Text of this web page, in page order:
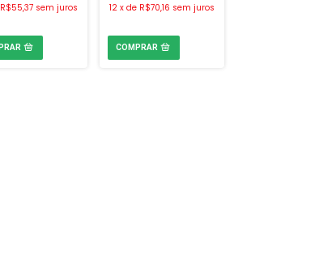
R$55,37 sem juros 12 x de R$70,16 sem juros